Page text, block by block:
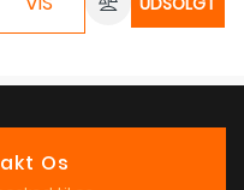
Os